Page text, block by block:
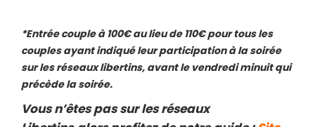
*Entrée couple à 100€ au lieu de 110€ pour tous les
couples ayant indiqué leur participation à la soirée
sur les réseaux libertins, avant le vendredi minuit qui
précède la soirée.
Vous n’êtes pas sur les réseaux